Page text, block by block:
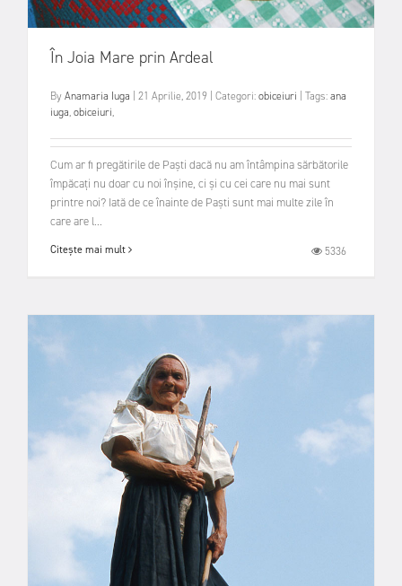
În Joia Mare prin Ardeal
ByAnamaria Iuga 21 Aprilie, 2019 Categori:obiceiuri Tags:ana
iuga,obiceiuri,
Cum ar fi pregătirile de Paști dacă nu am întâmpina sărbătorile
împăcați nu doar cu noi înșine, ci și cu cei care nu mai sunt
printre noi? Iată de ce înainte de Paști sunt mai multe zile în
care are l...
5336
Citește mai mult